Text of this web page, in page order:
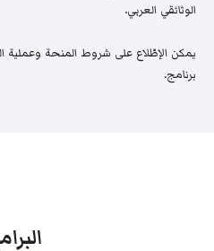
الوثائقي العربي.
يمكن الإطّلاع على شروط المنحة وعملية
برنامج.